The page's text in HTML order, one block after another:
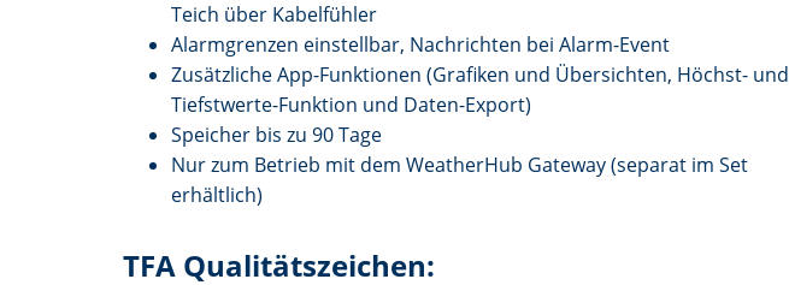
Teich über Kabelfühler
Alarmgrenzen einstellbar, Nachrichten bei Alarm-Event
Zusätzliche App-Funktionen (Grafiken und Übersichten, Höchst- und
Tiefstwerte-Funktion und Daten-Export)
Speicher bis zu 90 Tage
Nur zum Betrieb mit dem WeatherHub Gateway (separat im Set
erhältlich)
TFA Qualitätszeichen: